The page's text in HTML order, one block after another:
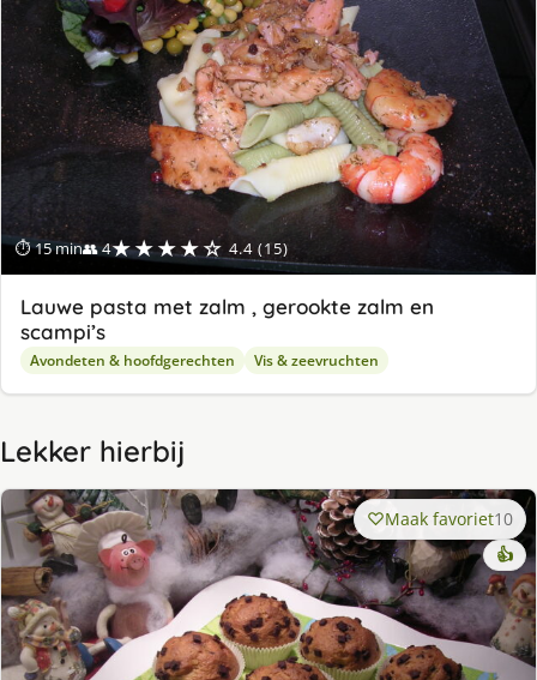
⏱ 15 min👥 4★★★★☆ 4.4 (15)
Lauwe pasta met zalm , gerookte zalm en
scampi’s
Avondeten & hoofdgerechten Vis & zeevruchten
Lekker hierbij
Maak favoriet10
👍